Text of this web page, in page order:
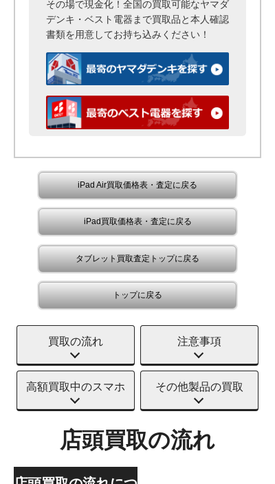
その場で現金化！全国の買取可能なヤマダ
デンキ・ベスト電器まで買取品と本人確認
書類を用意してお持ち込みください！
iPad Air買取価格表・査定に戻る
iPad買取価格表・査定に戻る
タブレット買取査定トップに戻る
トップに戻る
買取の流れ 注意事項
高額買取中のスマホ その他製品の買取
店頭買取の流れ